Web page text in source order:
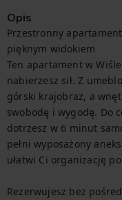
Opis
Przestronny
pięknym widokiem
Ten apartament w
nabierzesz sił. Z
górski krajobraz, a
swobodę i wygodę. Do
dotrzesz w 6 minut
pełni wyposażony
ułatwi Ci organizację
Rezerwujesz bez